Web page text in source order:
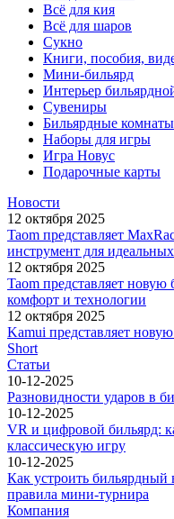
Всё для кия
Всё для шаров
Сукно
Книги, пособия,
Мини-бильярд
Интерьер
Сувениры
Бильярдные комнаты
Наборы для игры
Игра Новус
Подарочные карты
Новости
12 октября 2025
Taom представляет
инструмент для
12 октября 2025
Taom представляет
комфорт и технологии
12 октября 2025
Kamui представляет
Short
Статьи
10-12-2025
Разновидности ударов в
10-12-2025
VR и цифровой бильярд:
классическую игру
10-12-2025
Как устроить бильярдный
правила мини-турнира
Компания